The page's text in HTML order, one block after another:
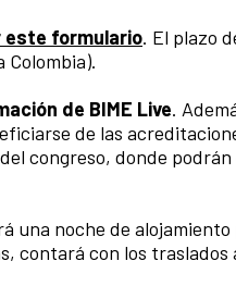
este formulario. El plazo
Colombia).
de BIME Live.
de las
congreso, donde
una noche de
contará con los